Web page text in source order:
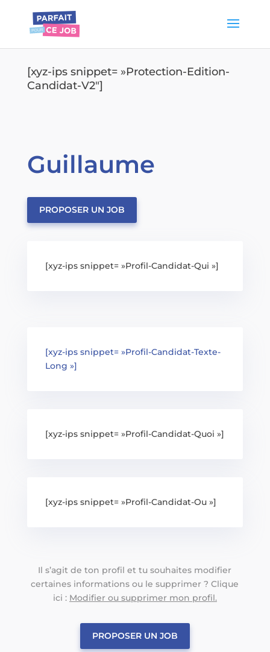
[xyz-ips snippet= »Protection-Edition-
Candidat-V2″]
Guillaume
PROPOSER UN JOB
[xyz-ips snippet= »Profil-Candidat-Qui »]
[xyz-ips snippet= »Profil-Candidat-Texte-
Long »]
[xyz-ips snippet= »Profil-Candidat-Quoi »]
[xyz-ips snippet= »Profil-Candidat-Ou »]
Il s’agit de ton profil et tu souhaites modifier
certaines informations ou le supprimer ? Clique
ici : Modifier ou supprimer mon profil.
PROPOSER UN JOB